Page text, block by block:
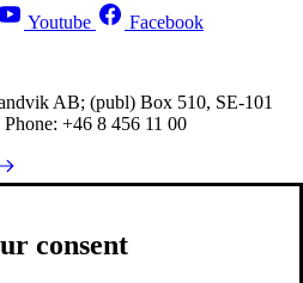
Youtube Facebook
AB; (publ) Box 510, SE-101
+46 8 456 11 00
consent